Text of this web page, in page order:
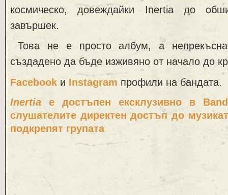
космическо, довеждайки Inertia до
завършек.
Това не е просто албум, а
създадено да бъде изживяно от начало до
Facebook и Instagram профили на бандата.
Inertia е достъпен ексклузивно в
слушателите директен достъп до
подкрепят групата